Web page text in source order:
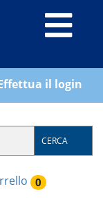
il login
CERCA
0